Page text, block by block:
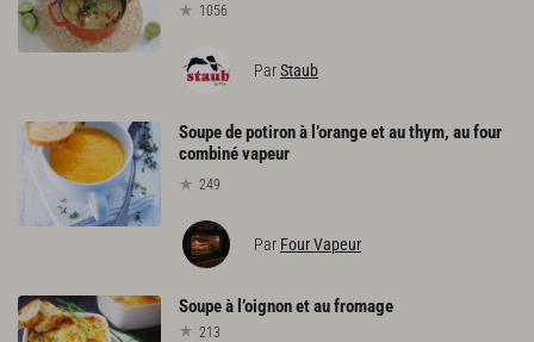
1056
ParStaub
Soupe de potiron à l’orange et au thym, au four
combiné vapeur
249
Par Four Vapeur
Soupeà l’oignonetaufromage
213